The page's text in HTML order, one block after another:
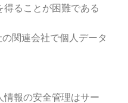
ることが困難である
関連会社で個人データ
情報の安全管理はサー